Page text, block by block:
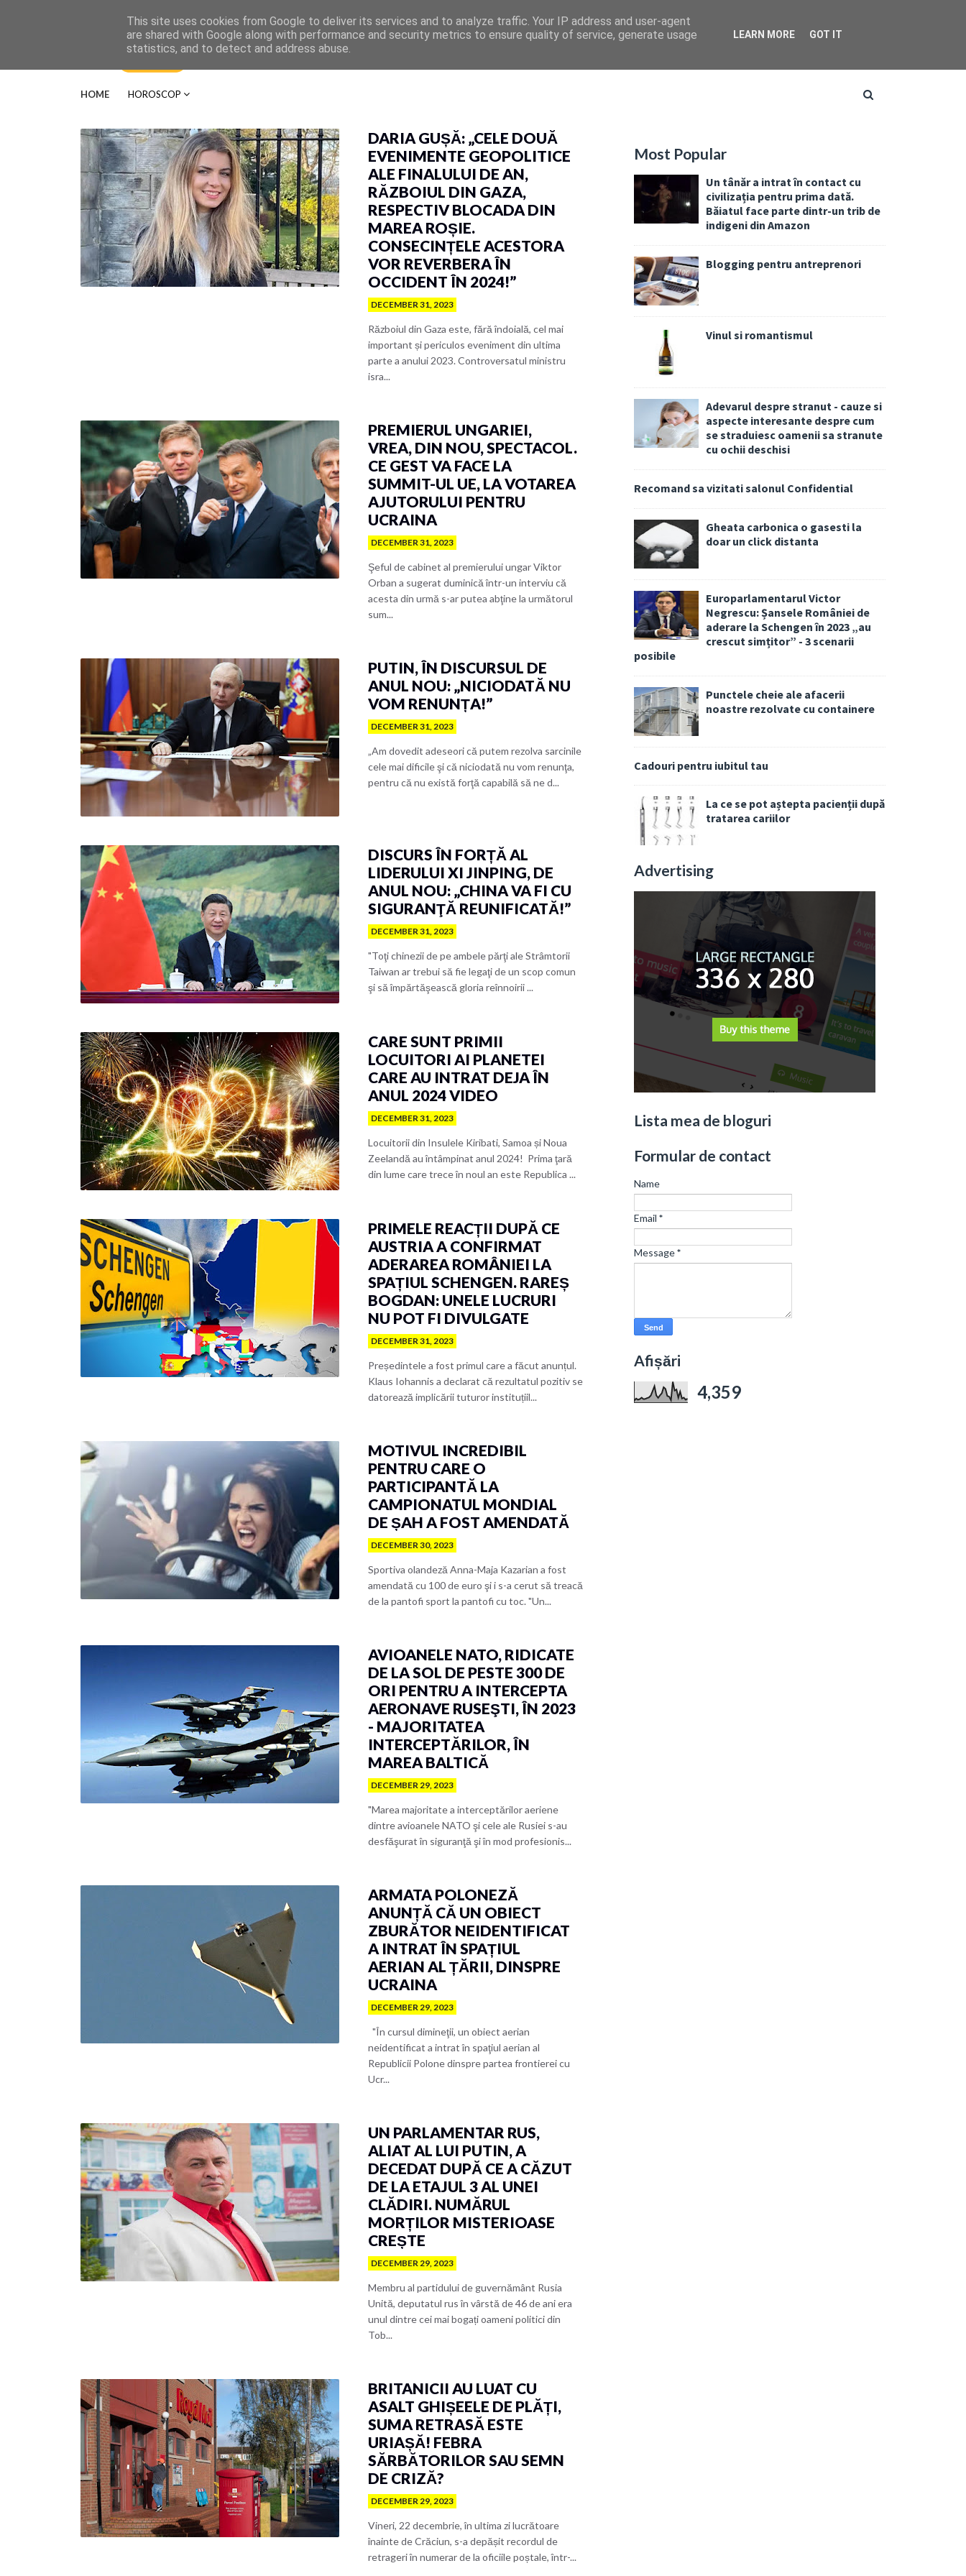
HOME HOROSCOP
DARIA GUȘĂ: „CELE DOUĂ
EVENIMENTE GEOPOLITICE
ALE FINALULUI DE AN,
RĂZBOIUL DIN GAZA,
RESPECTIV BLOCADA DIN
MAREA ROȘIE.
CONSECINȚELE ACESTORA
VOR REVERBERA ÎN
OCCIDENT ÎN 2024!”
DECEMBER 31, 2023
Războiul din Gaza este, fără îndoială, cel mai
important și periculos eveniment din ultima
parte a anului 2023. Controversatul ministru
isra...
PREMIERUL UNGARIEI,
VREA, DIN NOU, SPECTACOL.
CE GEST VA FACE LA
SUMMIT-UL UE, LA VOTAREA
AJUTORULUI PENTRU
UCRAINA
DECEMBER 31, 2023
Şeful de cabinet al premierului ungar Viktor
Orban a sugerat duminică într-un interviu că
acesta din urmă s-ar putea abţine la următorul
sum...
PUTIN, ÎN DISCURSUL DE
ANUL NOU: „NICIODATĂ NU
VOM RENUNȚA!”
DECEMBER 31, 2023
„Am dovedit adeseori că putem rezolva sarcinile
cele mai dificile şi că niciodată nu vom renunţa,
pentru că nu există forţă capabilă să ne d...
DISCURS ÎN FORȚĂ AL
LIDERULUI XI JINPING, DE
ANUL NOU: „CHINA VA FI CU
SIGURANŢĂ REUNIFICATĂ!”
DECEMBER 31, 2023
"Toţi chinezii de pe ambele părţi ale Strâmtorii
Taiwan ar trebui să fie legaţi de un scop comun
şi să împărtăşească gloria reînnoirii ...
CARE SUNT PRIMII
LOCUITORI AI PLANETEI
CARE AU INTRAT DEJA ÎN
ANUL 2024 VIDEO
DECEMBER 31, 2023
Locuitorii din Insulele Kiribati, Samoa și Noua
Zeelandă au întâmpinat anul 2024! Prima ţară
din lume care trece în noul an este Republica ...
PRIMELE REACȚII DUPĂ CE
AUSTRIA A CONFIRMAT
ADERAREA ROMÂNIEI LA
SPAȚIUL SCHENGEN. RAREȘ
BOGDAN: UNELE LUCRURI
NU POT FI DIVULGATE
DECEMBER 31, 2023
Președintele a fost primul care a făcut anunțul.
Klaus Iohannis a declarat că rezultatul pozitiv se
datorează implicării tuturor instituțiil...
MOTIVUL INCREDIBIL
PENTRU CARE O
PARTICIPANTĂ LA
CAMPIONATUL MONDIAL
DE ȘAH A FOST AMENDATĂ
DECEMBER 30, 2023
Sportiva olandeză Anna-Maja Kazarian a fost
amendată cu 100 de euro şi i s-a cerut să treacă
de la pantofi sport la pantofi cu toc. "Un...
AVIOANELE NATO, RIDICATE
DE LA SOL DE PESTE 300 DE
ORI PENTRU A INTERCEPTA
AERONAVE RUSEŞTI, ÎN 2023
- MAJORITATEA
INTERCEPTĂRILOR, ÎN
MAREA BALTICĂ
DECEMBER 29, 2023
"Marea majoritate a interceptărilor aeriene
dintre avioanele NATO şi cele ale Rusiei s-au
desfăşurat în siguranţă şi în mod profesionis...
ARMATA POLONEZĂ
ANUNȚĂ CĂ UN OBIECT
ZBURĂTOR NEIDENTIFICAT
A INTRAT ÎN SPAȚIUL
AERIAN AL ȚĂRII, DINSPRE
UCRAINA
DECEMBER 29, 2023
"În cursul dimineţii, un obiect aerian
neidentificat a intrat în spaţiul aerian al
Republicii Polone dinspre partea frontierei cu
Ucr...
UN PARLAMENTAR RUS,
ALIAT AL LUI PUTIN, A
DECEDAT DUPĂ CE A CĂZUT
DE LA ETAJUL 3 AL UNEI
CLĂDIRI. NUMĂRUL
MORȚILOR MISTERIOASE
CREȘTE
DECEMBER 29, 2023
Membru al partidului de guvernământ Rusia
Unită, deputatul rus în vârstă de 46 de ani era
unul dintre cei mai bogați oameni politici din
Tob...
BRITANICII AU LUAT CU
ASALT GHIȘEELE DE PLĂȚI,
SUMA RETRASĂ ESTE
URIAȘĂ! FEBRA
SĂRBĂTORILOR SAU SEMN
DE CRIZĂ?
DECEMBER 29, 2023
Vineri, 22 decembrie, în ultima zi lucrătoare
înainte de Crăciun, s-a depășit recordul de
retrageri în numerar de la oficiile poștale, într-...
Most Popular
Un tânăr a intrat în contact cu
civilizația pentru prima dată.
Băiatul face parte dintr-un trib de
indigeni din Amazon
Blogging pentru antreprenori
Vinul si romantismul
Adevarul despre stranut - cauze si
aspecte interesante despre cum
se straduiesc oamenii sa stranute
cu ochii deschisi
Recomand sa vizitati salonul Confidential
Gheata carbonica o gasesti la
doar un click distanta
Europarlamentarul Victor
Negrescu: Șansele României de
aderare la Schengen în 2023 „au
crescut simțitor” - 3 scenarii
posibile
Punctele cheie ale afacerii
noastre rezolvate cu containere
Cadouri pentru iubitul tau
La ce se pot aștepta pacienții după
tratarea cariilor
Advertising
Lista mea de bloguri
Formular de contact
Name
Email *
Message*
Afișări
4,359
This site uses cookies from Google to deliver its services and to analyze traffic. Your IP address and user-agent
are shared with Google along with performance and security metrics to ensure quality of service, generate usage
statistics, and to detect and address abuse.
LEARN MORE GOT IT